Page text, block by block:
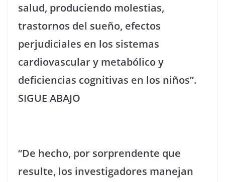
salud, produciendo molestias,
trastornos del sueño, efectos
perjudiciales en los sistemas
cardiovascular y metabólico y
deficiencias cognitivas en los niños”.
SIGUE ABAJO
“De hecho, por sorprendente que
resulte, los investigadores manejan